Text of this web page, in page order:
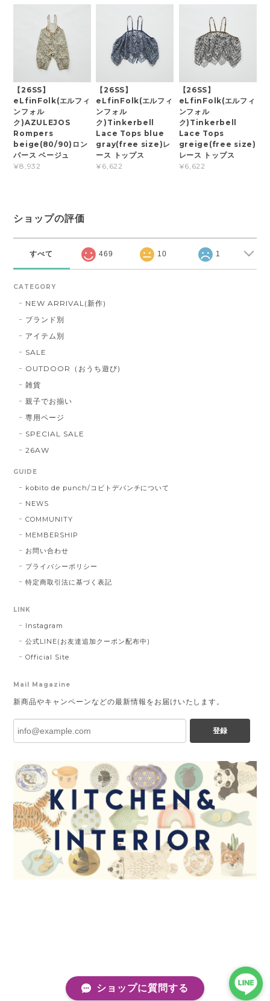
【26SS】
eLfinFolk(エルフィ
ンフォル
ク)AZULEJOS
Rompers
beige(80/90)ロン
パース ベージュ
¥8,932
【26SS】
eLfinFolk(エルフィ
ンフォル
ク)Tinkerbell
Lace Tops blue
gray(free size)レ
ース トップス
¥6,622
【26SS】
eLfinFolk(エルフィ
ンフォル
ク)Tinkerbell
Lace Tops
greige(free size)
レース トップス
¥6,622
ショップの評価
すべて 469 10 1
CATEGORY
NEW ARRIVAL(新作)
ブランド別
アイテム別
SALE
OUTDOOR（おうち遊び)
雑貨
親子でお揃い
専用ページ
SPECIAL SALE
26AW
GUIDE
kobito de punch/コビトデパンチについて
NEWS
COMMUNITY
MEMBERSHIP
お問い合わせ
プライバシーポリシー
特定商取引法に基づく表記
LINK
Instagram
公式LINE(お友達追加クーポン配布中)
Official Site
Mail Magazine
新商品やキャンペーンなどの最新情報をお届けいたします。
登録
ショップに質問する